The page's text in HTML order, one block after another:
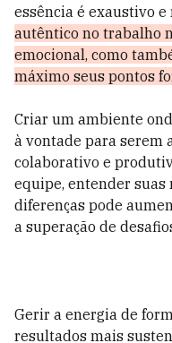
essência é exaustivo
autêntico no trabalho
emocional, como
máximo seus pontos
Criar um ambiente
à vontade para serem
colaborativo e
equipe, entender suas
diferenças pode
a superação de
Gerir a energia de
resultados mais